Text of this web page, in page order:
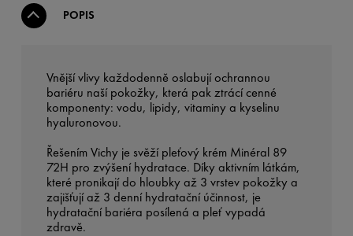
POPIS
Vnější vlivy každodenně oslabují ochrannou
bariéru naší pokožky, která pak ztrácí cenné
komponenty: vodu, lipidy, vitaminy a kyselinu
hyaluronovou.
Řešením Vichy je svěží pleťový krém Minéral 89
72H pro zvýšení hydratace. Díky aktivním látkám,
které pronikají do hloubky až 3 vrstev pokožky a
zajišťují až 3 denní hydratační účinnost, je
hydratační bariéra posílená a pleť vypadá
zdravě.